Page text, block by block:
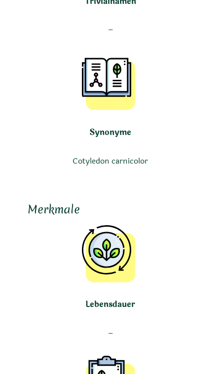
–
Synonyme
Cotyledon carnicolor
Merkmale
Lebensdauer
–